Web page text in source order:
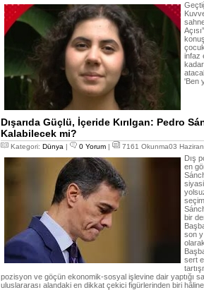
infaz
'Ben
Dışarıda Güçlü, İçeride Kırılgan: Pedro
Kalabilecek mi?
Kategori: Dünya | 0 Yorum | 7161 Okunma03
Dış
en
bir
son
sert
pozisyon ve göçün ekonomik-sosyal işlevine dair yaptığı
uluslararası alandaki en dikkat çekici figürlerinden biri